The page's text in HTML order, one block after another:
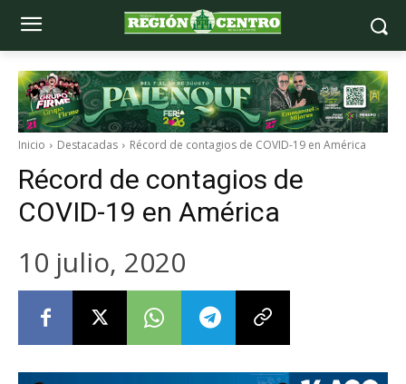
Inicio Destacadas Récord de contagios de COVID-19 en América
Récord de contagios de
COVID-19 en América
10 julio, 2020